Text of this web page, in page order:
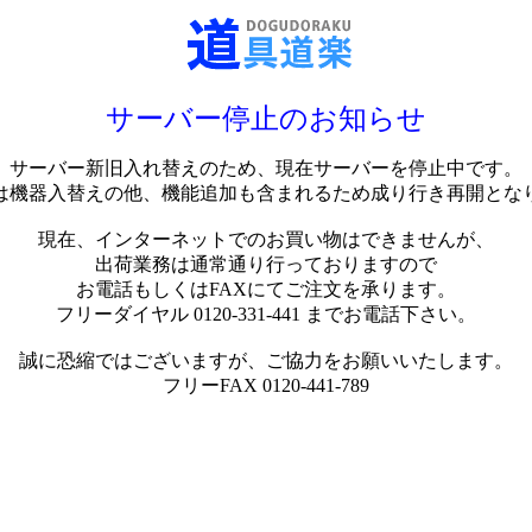
サーバー停止のお知らせ
サーバー新旧入れ替えのため、現在サーバーを停止中です。
機器入替えの他、機能追加も含まれるため成り行き再開とな
現在、インターネットでのお買い物はできませんが、
出荷業務は通常通り行っておりますので
お電話もしくはFAXにてご注文を承ります。
フリーダイヤル 0120-331-441 までお電話下さい。
誠に恐縮ではございますが、ご協力をお願いいたします。
フリーFAX 0120-441-789